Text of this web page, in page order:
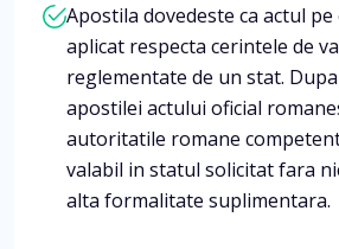
Apostila dovedeste ca actul
aplicat respecta cerintele de
reglementate de un stat.
apostilei actului oficial
autoritatile romane
valabil in statul solicitat fara
alta formalitate suplimentara.